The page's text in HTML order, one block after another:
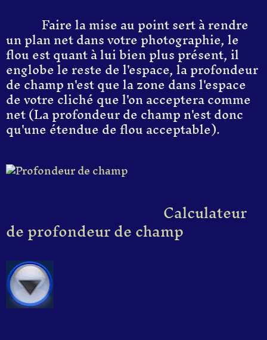
Faire la mise au point sert à rendre
un plan net dans votre photographie, le
flou est quant à lui bien plus présent, il
englobe le reste de l'espace, la profondeur
de champ n'est que la zone dans l'espace
de votre cliché que l'on acceptera comme
net (La profondeur de champ n'est donc
qu'une étendue de flou acceptable).
Calculateur
de profondeur de champ